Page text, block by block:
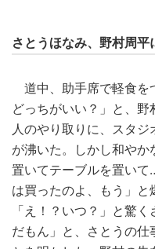
さとうほなみ、野村周平
道中、助手席で軽食を
どっちがいい？」と、野
人のやり取りに、スタ
が沸いた。しかし和や
置いてテーブルを置い
は買ったのよ、もう」と
「え！？いつ？」と驚
だもん」と、さとうの仕